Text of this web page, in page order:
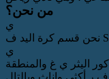
من نحن؟
ي
ي
نشط. من6إل60)+( ذكور اليثر ي غ والمنطقة